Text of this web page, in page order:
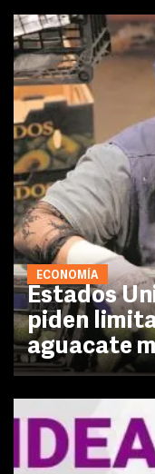
ECONOMÍA
Estados
piden
aguacate